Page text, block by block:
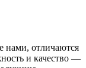
нами, отличаются
и качество —